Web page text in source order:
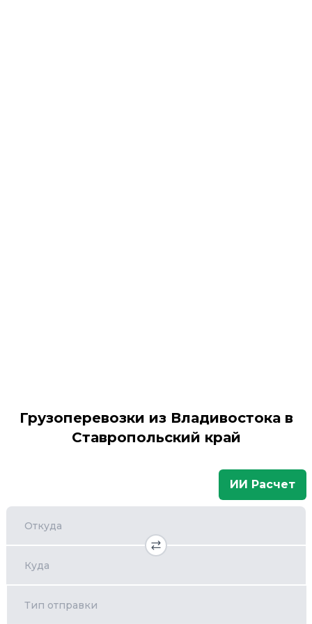
Грузоперевозки из Владивостока в
Ставропольский край
ИИ Расчет
Откуда
Куда
Тип отправки